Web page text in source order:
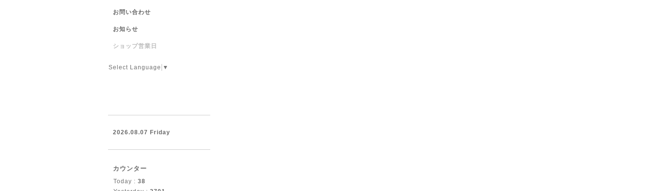
お問い合わせ
お知らせ
ショップ営業日
Select Language ▼
2026.08.07 Friday
カウンター
Today : 38